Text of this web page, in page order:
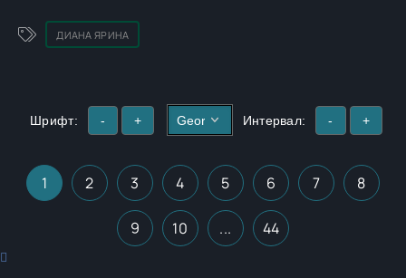
ДИАНА ЯРИНА
Шрифт: - + Интервал: - +
1 2 3 4 5 6 7 8
9 10 ... 44